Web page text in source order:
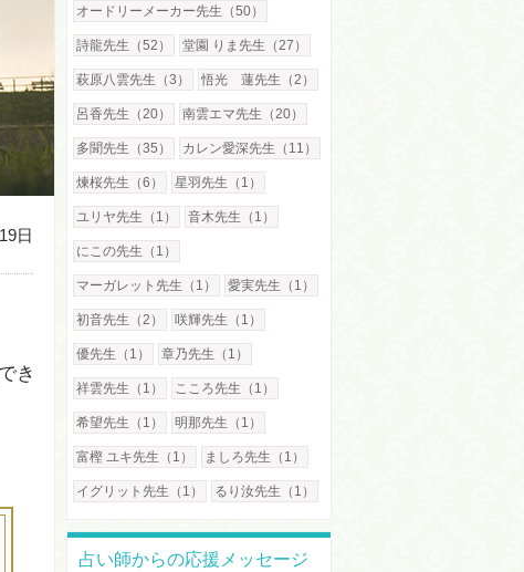
日
き
オードリーメーカー先生（50）
詩龍先生（52） 堂園 りま先生（27）
萩原八雲先生（3） 悟光 蓮先生（2）
呂香先生（20） 南雲エマ先生（20）
多聞先生（35） カレン愛深先生（11）
煉桜先生（6） 星羽先生（1）
ユリヤ先生（1） 音木先生（1）
にこの先生（1）
マーガレット先生（1） 愛実先生（1）
初音先生（2） 咲輝先生（1）
優先生（1） 章乃先生（1）
祥雲先生（1） こころ先生（1）
希望先生（1） 明那先生（1）
富樫 ユキ先生（1） ましろ先生（1）
イグリット先生（1） るり汝先生（1）
占い師からの応援メッセージ